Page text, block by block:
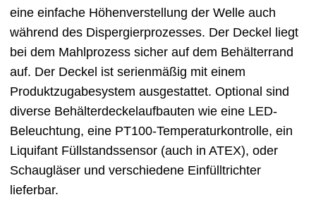
eine einfache Höhenverstellung der Welle auch
während des Dispergierprozesses. Der Deckel liegt
bei dem Mahlprozess sicher auf dem Behälterrand
auf. Der Deckel ist serienmäßig mit einem
Produktzugabesystem ausgestattet. Optional sind
diverse Behälterdeckelaufbauten wie eine LED-
Beleuchtung, eine PT100-Temperaturkontrolle, ein
Liquifant Füllstandssensor (auch in ATEX), oder
Schaugläser und verschiedene Einfülltrichter
lieferbar.